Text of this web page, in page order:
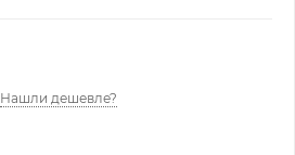
Нашли дешевле?